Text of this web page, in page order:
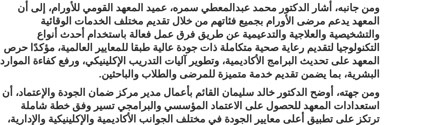
ومن جانبه، أشار الدكتور محمد عبدالمعطي سمره، عميد المعهد القومي للأورام، إلى أن
المعهد يدعم مرضى الأورام بجميع فئاتهم من خلال تقديم مختلف الخدمات الوقائية
والتشخيصية والعلاجية والتدعيمية عن طريق فرق عمل فعالة باستخدام أحدث أنواع
التكنولوجيا لتقديم رعاية صحية متكاملة ذات جودة عالية طبقا للمعايير العالمية، مؤكدًا حرص
المعهد على تحديث البرامج الأكاديمية، وتطوير آليات التدريب الإكلينيكي، ورفع كفاءة الموارد
البشرية، بما يضمن تقديم خدمة متميزة للمرضى والطلاب والباحثين.
ومن جهته، أوضح الدكتور خالد سليمان القائم بأعمال مدير مركز ضمان الجودة والإعتماد، أن
استعدادات المعهد للحصول على الاعتماد المؤسسي والبرامجي تسير وفق خطة شاملة
ترتكز على تطبيق أعلى معايير الجودة في مختلف الجوانب الأكاديمية والإكلينيكية والإدارية،